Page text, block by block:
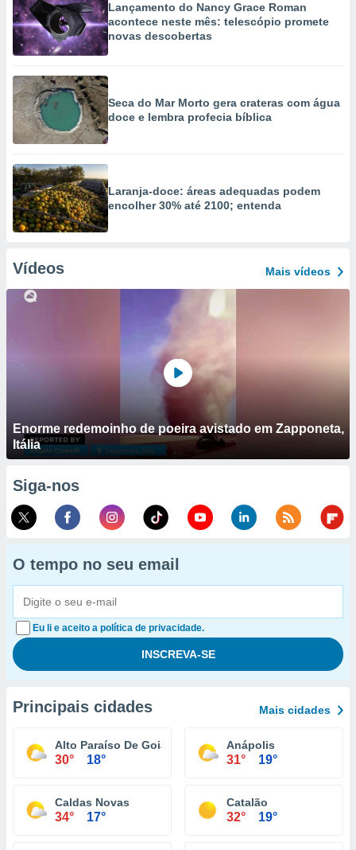
Lançamento do Nancy Grace Roman
acontece neste mês: telescópio promete
novas descobertas
Seca do Mar Morto gera crateras com água
doce e lembra profecia bíblica
Laranja-doce: áreas adequadas podem
encolher 30% até 2100; entenda
Vídeos Mais vídeos
Enorme redemoinho de poeira avistado em Zapponeta,
Itália
Siga-nos
O tempo no seu email
Eu li e aceito a política de privacidade.
Principais cidades Mais cidades
Alto Paraíso De Goiás
30° 18°
Anápolis
31° 19°
Caldas Novas
34° 17°
Catalão
32° 19°